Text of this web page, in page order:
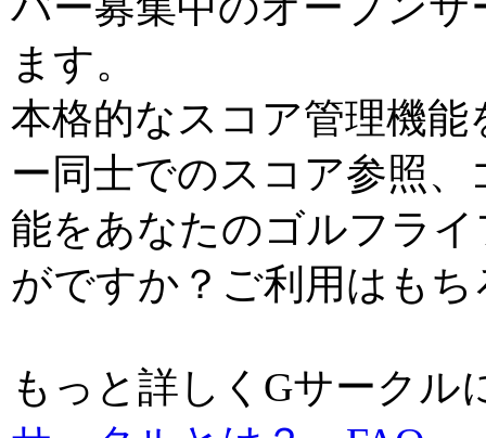
ます。
本格的なスコア管理機
ー同士でのスコア参照
能をあなたのゴルフラ
がですか？ご利用はも
もっと詳しくGサーク